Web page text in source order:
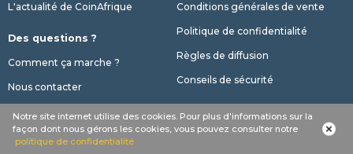
Notre site internet utilise des cookies. Pour plus d'informations sur la
façon dont nous gérons les cookies, vous pouvez consulter notre
politique de confidentialité
L'actualité de CoinAfrique
Des questions ?
Comment ça marche ?
Nous contacter
Conditions générales de vente
Politique de confidentialité
Règles de diffusion
Conseils de sécurité
Nos offres
Nos abonnements